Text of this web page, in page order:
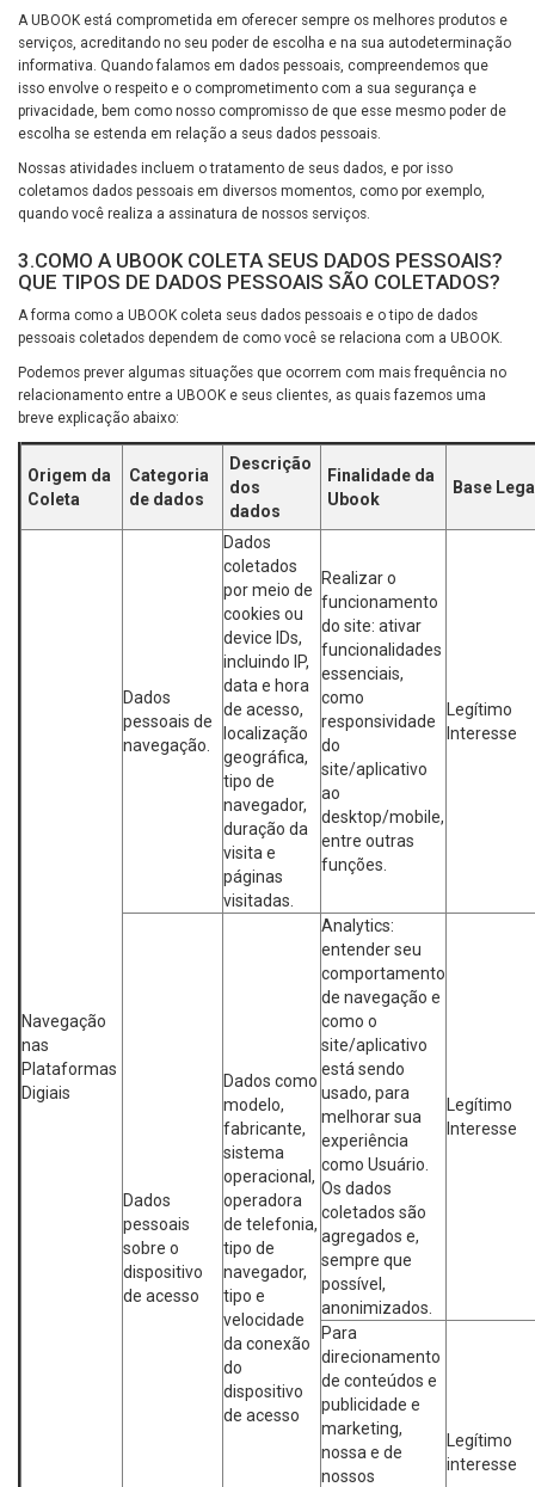
A UBOOK está comprometida em oferecer sempre os melhores produtos e
serviços, acreditando no seu poder de escolha e na sua autodeterminação
informativa. Quando falamos em dados pessoais, compreendemos que
isso envolve o respeito e o comprometimento com a sua segurança e
privacidade, bem como nosso compromisso de que esse mesmo poder de
escolha se estenda em relação a seus dados pessoais.
Nossas atividades incluem o tratamento de seus dados, e por isso
coletamos dados pessoais em diversos momentos, como por exemplo,
quando você realiza a assinatura de nossos serviços.
3.COMO A UBOOK COLETA SEUS DADOS PESSOAIS?
QUE TIPOS DE DADOS PESSOAIS SÃO COLETADOS?
A forma como a UBOOK coleta seus dados pessoais e o tipo de dados
pessoais coletados dependem de como você se relaciona com a UBOOK.
Podemos prever algumas situações que ocorrem com mais frequência no
relacionamento entre a UBOOK e seus clientes, as quais fazemos uma
breve explicação abaixo:
Origem da
Coleta
Categoria
de dados
Descrição
dos
dados
Finalidade da
Ubook
Base
Navegação
nas
Plataformas
Digiais
Dados
pessoais de
navegação.
Dados
coletados
por meio de
cookies ou
device IDs,
incluindo IP,
data e hora
de acesso,
localização
geográfica,
tipo de
navegador,
duração da
visita e
páginas
visitadas.
Realizar o
funcionamento
do site: ativar
funcionalidades
essenciais,
como
responsividade
do
site/aplicativo
ao
desktop/mobile,
entre outras
funções.
Legítimo
Interesse
Dados
pessoais
sobre o
dispositivo
de acesso
Dados como
modelo,
fabricante,
sistema
operacional,
operadora
de telefonia,
tipo de
navegador,
tipo e
velocidade
da conexão
do
dispositivo
de acesso
Analytics:
entender seu
comportamento
de navegação e
como o
site/aplicativo
está sendo
usado, para
melhorar sua
experiência
como Usuário.
Os dados
coletados são
agregados e,
sempre que
possível,
anonimizados.
Legítimo
Interesse
Para
direcionamento
de conteúdos e
publicidade e
marketing,
nossa e de
nossos
Legítimo
interesse